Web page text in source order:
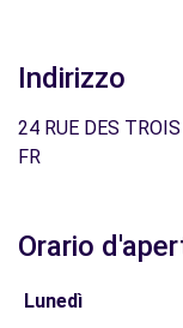
Indirizzo
24 RUE DES
FR
Orario
Lunedì